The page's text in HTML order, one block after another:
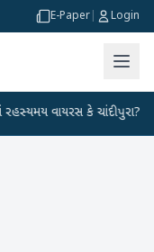
E-Paper Login
વાયરસ કે ચાંદીપુરા? 6